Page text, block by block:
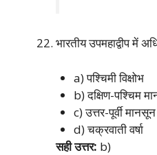
भारतीय उपमहाद्वीप में
a) पश्चिमी विक्षोभ
b) दक्षिण-पश्चिम
c) उत्तर-पूर्वी मानसून
d) चक्रवाती वर्षा
सही उत्तर: b)